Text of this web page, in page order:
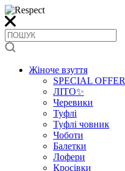
Жіноче взуття
SPECIAL OFFER
ЛІТО✨
Черевики
Туфлі
Туфлі човник
Чоботи
Балетки
Лофери
Кросівки